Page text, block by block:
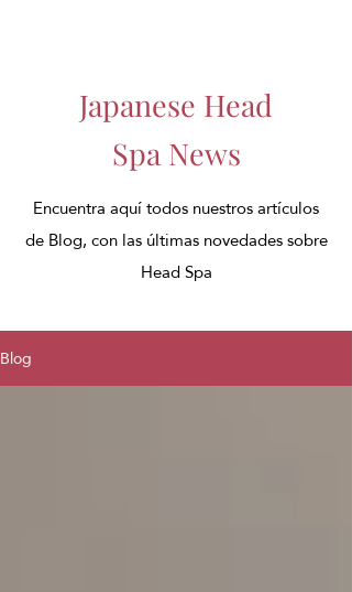
Japanese Head
Spa News
Encuentra aquí todos nuestros artículos
de Blog, con las últimas novedades sobre
Head Spa
Blog